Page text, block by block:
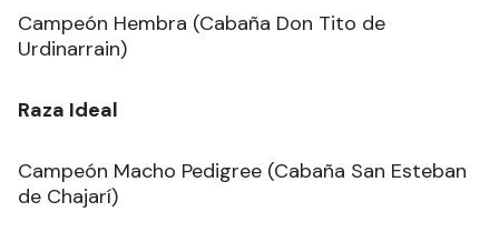
Campeón Hembra (Cabaña Don Tito de
Urdinarrain)
Raza Ideal
Campeón Macho Pedigree (Cabaña San Esteban
de Chajarí)